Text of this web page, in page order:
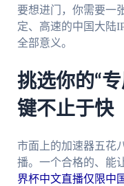
要想进门，你需要一
定、高速的中国大陆
全部意义。
挑选你的“
键不止于快
市面上的加速器五花
播。一个合格的、能
界杯中文直播仅限中